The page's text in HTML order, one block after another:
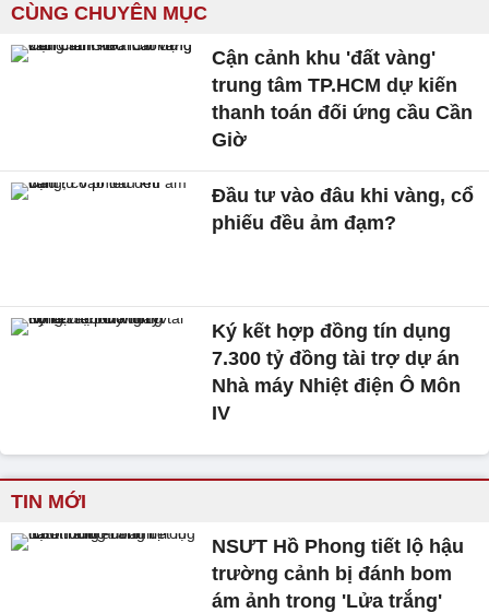
CÙNG CHUYÊN MỤC
Cận cảnh khu 'đất vàng'
trung tâm TP.HCM dự kiến
thanh toán đối ứng cầu Cần
Giờ
Đầu tư vào đâu khi vàng, cổ
phiếu đều ảm đạm?
Ký kết hợp đồng tín dụng
7.300 tỷ đồng tài trợ dự án
Nhà máy Nhiệt điện Ô Môn
IV
TIN MỚI
NSƯT Hồ Phong tiết lộ hậu
trường cảnh bị đánh bom
ám ảnh trong 'Lửa trắng'